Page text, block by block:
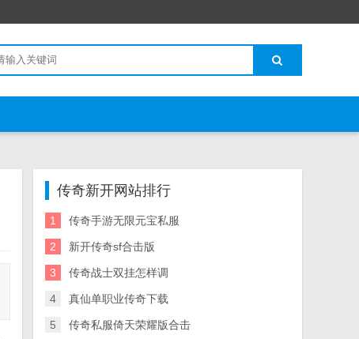
传奇新开网站排行
1 传奇手游无限元宝私服
2 新开传奇sf合击版
3 传奇战士双挂怎样调
4 真仙单职业传奇下载
5 传奇私服倚天荣耀版合击